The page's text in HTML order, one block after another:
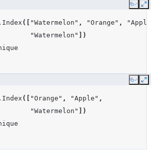
Copy
. Index ([ "Watermelon" , "Orange" ,
"Watermelon"
])
Copy
. Index ([ "Orange" , "Apple" ,
"Watermelon"
])